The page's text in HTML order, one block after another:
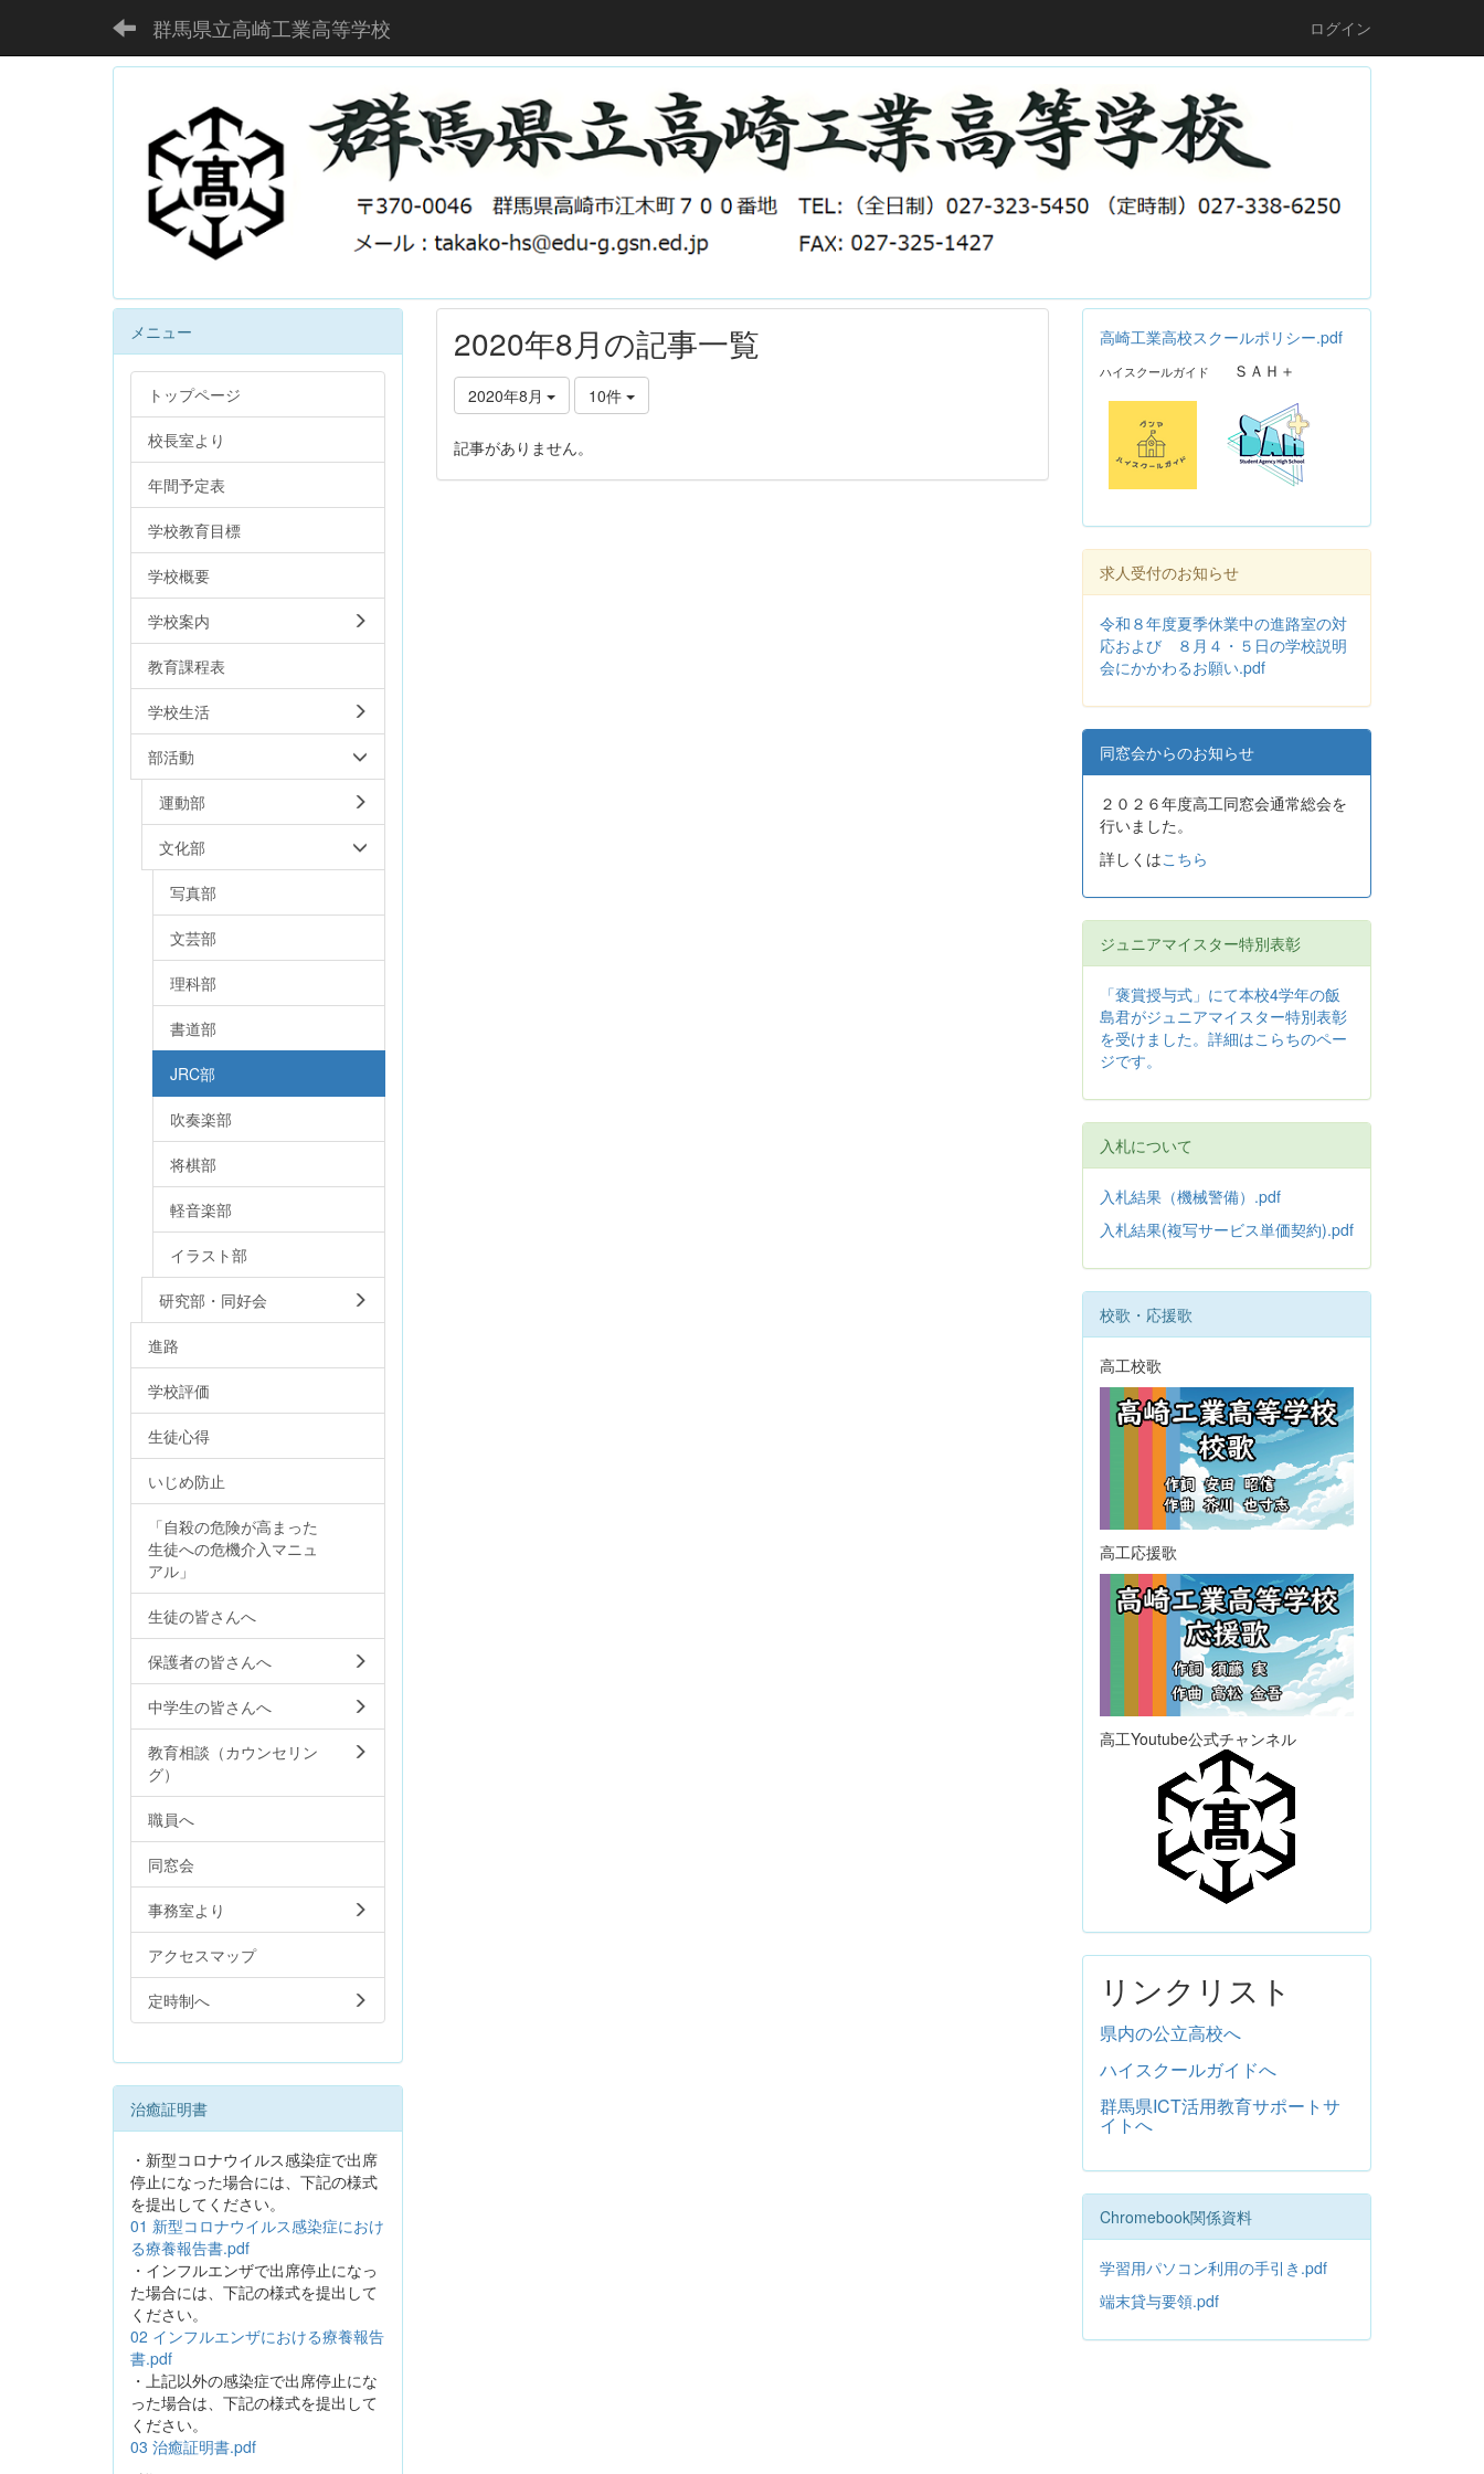
群馬県立高崎工業高等学校 ログイン
2020年8月の記事一覧
2020年8月 10件
記事がありません。
メニュー
トップページ
校長室より
年間予定表
学校教育目標
学校概要
学校案内
教育課程表
学校生活
部活動
運動部
文化部
写真部
文芸部
理科部
書道部
JRC部
吹奏楽部
将棋部
軽音楽部
イラスト部
研究部・同好会
進路
学校評価
生徒心得
いじめ防止
「自殺の危険が高まった
生徒への危機介入マニュ
アル」
生徒の皆さんへ
保護者の皆さんへ
中学生の皆さんへ
教育相談（カウンセリン
グ）
職員へ
同窓会
事務室より
アクセスマップ
定時制へ
治癒証明書
・新型コロナウイルス感染症で出席
停止になった場合には、下記の様式
を提出してください。
01 新型コロナウイルス感染症におけ
る療養報告書.pdf
・インフルエンザで出席停止になっ
た場合には、下記の様式を提出して
ください。
02 インフルエンザにおける療養報告
書.pdf
・上記以外の感染症で出席停止にな
った場合は、下記の様式を提出して
ください。
03 治癒証明書.pdf
高崎工業高校スクールポリシー.pdf
ハイスクールガイド ＳＡＨ＋
求人受付のお知らせ
令和８年度夏季休業中の進路室の対
応および ８月４・５日の学校説明
会にかかわるお願い.pdf
同窓会からのお知らせ
２０２６年度高工同窓会通常総会を
行いました。
詳しくはこちら
ジュニアマイスター特別表彰
「褒賞授与式」にて本校4学年の飯
島君がジュニアマイスター特別表彰
を受けました。詳細はこらちのペー
ジです。
入札について
入札結果（機械警備）.pdf
入札結果(複写サービス単価契約).pdf
校歌・応援歌
高工校歌
高工応援歌
高工Youtube公式チャンネル
リンクリスト
県内の公立高校へ
ハイスクールガイドへ
群馬県ICT活用教育サポートサ
イトへ
Chromebook関係資料
学習用パソコン利用の手引き.pdf
端末貸与要領.pdf